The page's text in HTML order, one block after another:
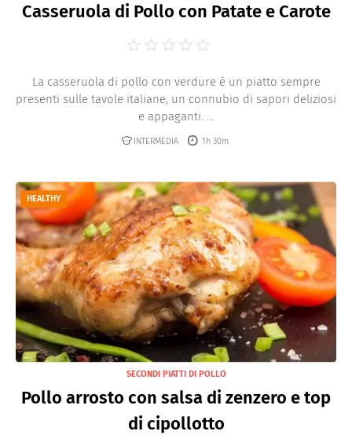
Casseruola di Pollo con Patate e Carote
La casseruola di pollo con verdure è un piatto sempre
presenti sulle tavole italiane, un connubio di sapori deliziosi
e appaganti. ...
INTERMEDIA 1h 30m
HEALTHY
SECONDI PIATTI DI POLLO
Pollo arrosto con salsa di zenzero e top
di cipollotto